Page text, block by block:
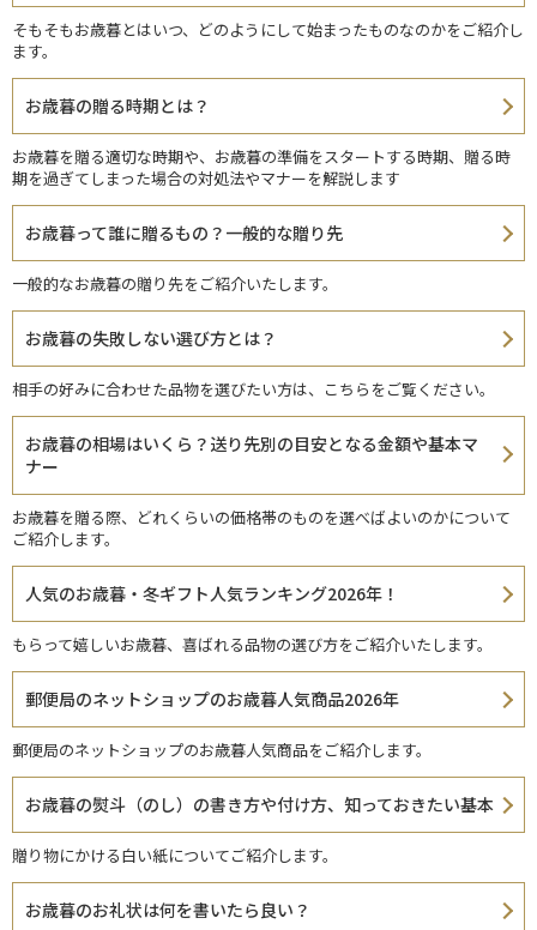
そもそもお歳暮とはいつ、どのようにして始まったものなのかをご紹介し
ます。
お歳暮の贈る時期とは？
お歳暮を贈る適切な時期や、お歳暮の準備をスタートする時期、贈る時
期を過ぎてしまった場合の対処法やマナーを解説します
お歳暮って誰に贈るもの？一般的な贈り先
一般的なお歳暮の贈り先をご紹介いたします。
お歳暮の失敗しない選び方とは？
相手の好みに合わせた品物を選びたい方は、こちらをご覧ください。
お歳暮の相場はいくら？送り先別の目安となる金額や基本マ
ナー
お歳暮を贈る際、どれくらいの価格帯のものを選べばよいのかについて
ご紹介します。
人気のお歳暮・冬ギフト人気ランキング2026年！
もらって嬉しいお歳暮、喜ばれる品物の選び方をご紹介いたします。
郵便局のネットショップのお歳暮人気商品2026年
郵便局のネットショップのお歳暮人気商品をご紹介します。
お歳暮の熨斗（のし）の書き方や付け方、知っておきたい基本
贈り物にかける白い紙についてご紹介します。
お歳暮のお礼状は何を書いたら良い？